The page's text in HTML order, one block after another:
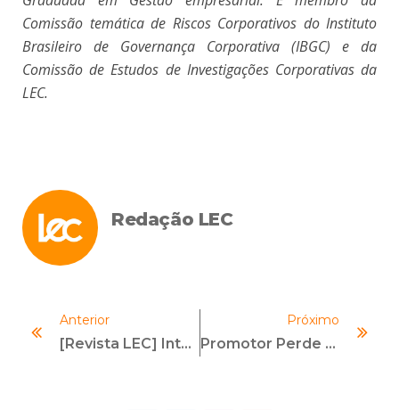
Comissão temática de Riscos Corporativos do Instituto
Brasileiro de Governança Corporativa (IBGC) e da
Comissão de Estudos de Investigações Corporativas da
LEC.
Redação LEC
Anterior
[Revista LEC] Inteligência Artificial A Serviço Do Compliance
Próximo
Promotor Perde Vaga De VP De Integridade No Banco Mundial